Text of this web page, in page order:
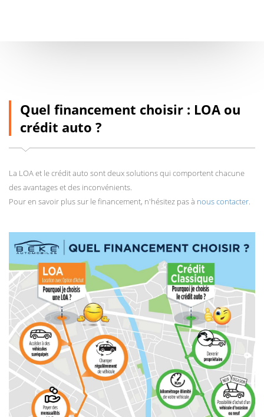
Quel financement choisir : LOA ou
crédit auto ?
La LOA et le crédit auto sont deux solutions qui comportent chacune
des avantages et des inconvénients.
Pour en savoir plus sur le financement, n'hésitez pas à nous contacter.